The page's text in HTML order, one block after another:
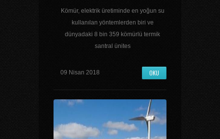
Kömür, elektrik üretiminde en yoğun su
kullanılan yöntemlerden biri ve
dünyadaki 8 bin 359 kömürlü termik
santral ünites
09 Nisan 2018 OKU